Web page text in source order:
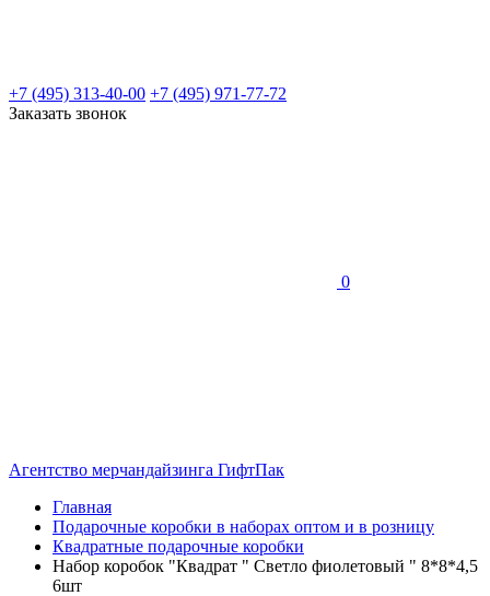
+7 (495) 313-40-00 +7 (495) 971-77-72
Заказать звонок
0
Агентство мерчандайзинга ГифтПак
Главная
Подарочные коробки в наборах оптом и в розницу
Квадратные подарочные коробки
Набор коробок "Квадрат " Светло фиолетовый " 8*8*4,5
6шт